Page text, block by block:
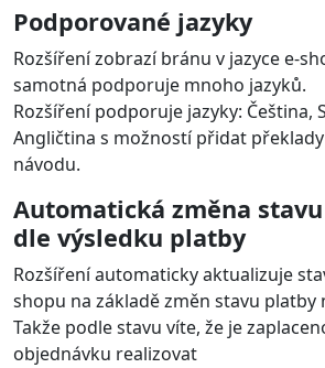
Podporované jazyky
Rozšíření zobrazí bránu v jazyce e-
samotná podporuje mnoho jazyků.
Rozšíření podporuje jazyky: Čeština,
Angličtina s možností přidat
návodu.
Automatická změna
dle výsledku platby
Rozšíření automaticky aktualizuje
shopu na základě změn stavu platby
Takže podle stavu víte, že je
objednávku realizovat